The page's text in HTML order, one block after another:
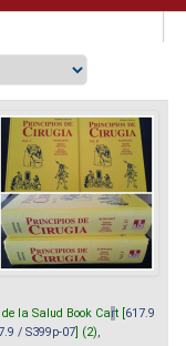
la Salud Book Cart [ 617.9
/ S399p-07 ] (2),